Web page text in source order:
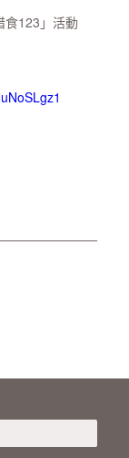
食123」活動